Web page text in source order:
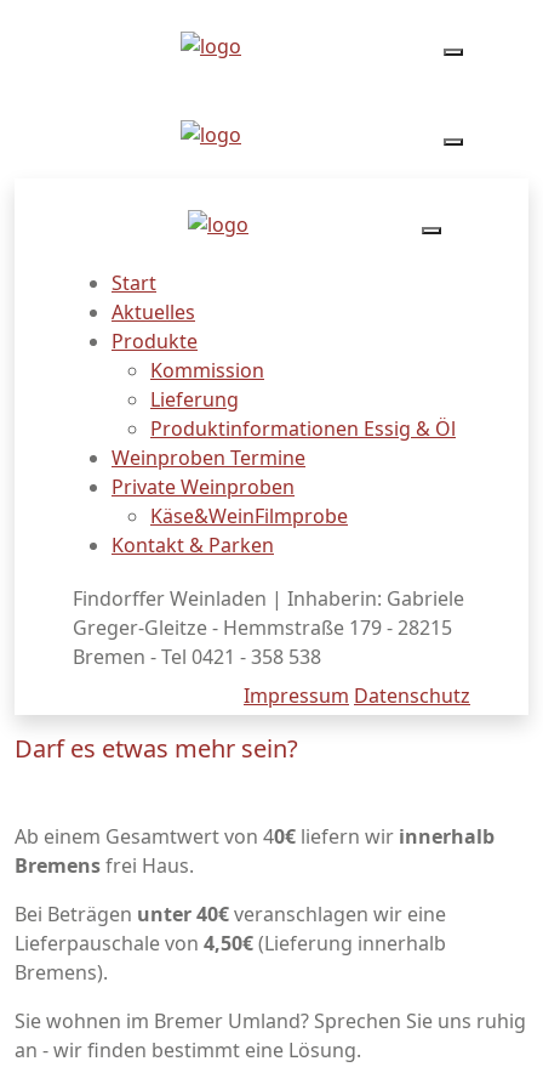
Start
Aktuelles
Produkte
Kommission
Lieferung
Produktinformationen Essig & Öl
Weinproben Termine
Private Weinproben
Käse&WeinFilmprobe
Kontakt & Parken
Findorffer Weinladen | Inhaberin: Gabriele
Greger-Gleitze - Hemmstraße 179 - 28215
Bremen - Tel 0421 - 358 538
Impressum Datenschutz
Darf es etwas mehr sein?
Ab einem Gesamtwert von 40€ liefern wir innerhalb
Bremensfrei Haus.
Bei Beträgen unter 40€veranschlagen wir eine
Lieferpauschale von 4,50€(Lieferung innerhalb
Bremens).
Sie wohnen im Bremer Umland? Sprechen Sie uns ruhig
an - wir finden bestimmt eine Lösung.